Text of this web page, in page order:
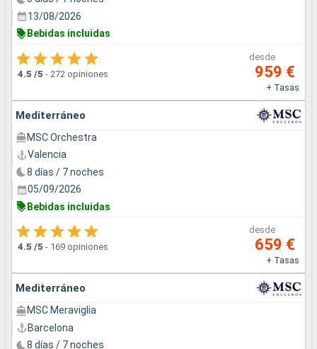
13/08/2026
Bebidas incluidas
4.5 /5 - 272 opiniones
desde
959 €
+ Tasas
Mediterráneo
MSC Orchestra
Valencia
8 días / 7 noches
05/09/2026
Bebidas incluidas
4.5 /5 - 169 opiniones
desde
659 €
+ Tasas
Mediterráneo
MSC Meraviglia
Barcelona
8 días / 7 noches